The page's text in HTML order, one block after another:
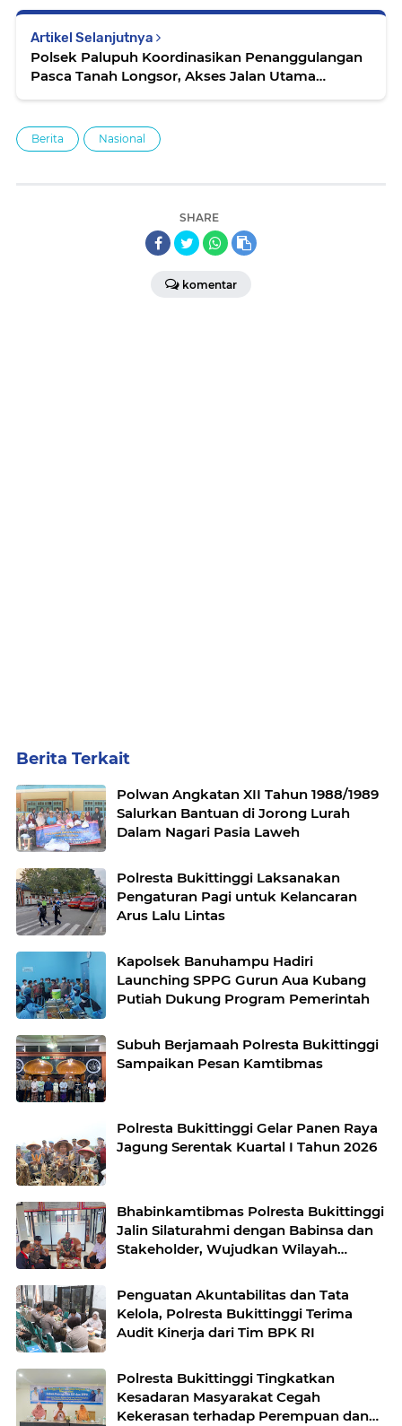
Artikel Selanjutnya
Polsek Palupuh Koordinasikan Penanggulangan
Pasca Tanah Longsor, Akses Jalan Utama
Berita Nasional
SHARE
komentar
Berita Terkait
Polwan Angkatan XII Tahun 1988/1989
Salurkan Bantuan di Jorong Lurah
Dalam Nagari Pasia Laweh
Polresta Bukittinggi Laksanakan
Pengaturan Pagi untuk Kelancaran
Arus Lalu Lintas
Kapolsek Banuhampu Hadiri
Launching SPPG Gurun Aua Kubang
Putiah Dukung Program Pemerintah
Subuh Berjamaah Polresta Bukittinggi
Sampaikan Pesan Kamtibmas
Polresta Bukittinggi Gelar Panen Raya
Jagung Serentak Kuartal I Tahun 2026
Bhabinkamtibmas Polresta Bukittinggi
Jalin Silaturahmi dengan Babinsa dan
Stakeholder, Wujudkan Wilayah
Penguatan Akuntabilitas dan Tata
Kelola, Polresta Bukittinggi Terima
Audit Kinerja dari Tim BPK RI
Polresta Bukittinggi Tingkatkan
Kesadaran Masyarakat Cegah
Kekerasan terhadap Perempuan dan